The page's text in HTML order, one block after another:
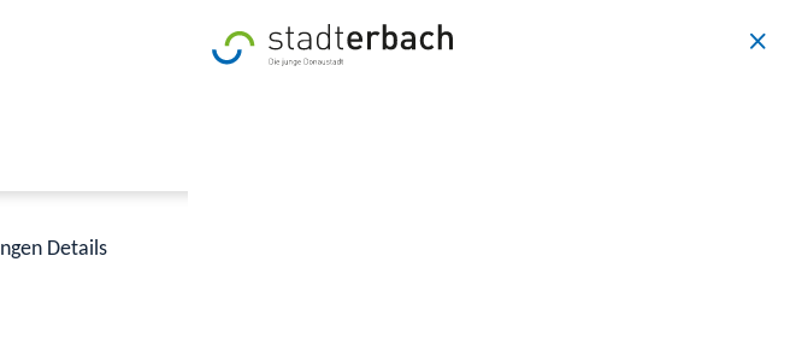
Details